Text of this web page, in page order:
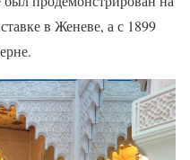
в Женеве, а с 1899